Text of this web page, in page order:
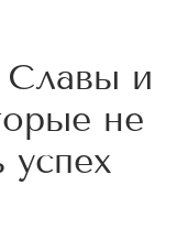
и
не
успех